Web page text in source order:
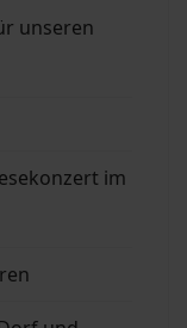
unseren
im